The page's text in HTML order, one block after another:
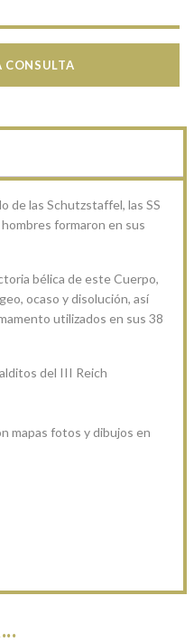
CONSULTA
de las Schutzstaffel, las SS
formaron en sus
bélica de este Cuerpo,
ocaso y disolución, así
utilizados en sus 38
del III Reich
mapas fotos y dibujos en